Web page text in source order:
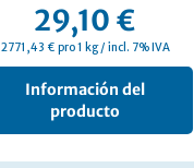
29,10 €
2771,43 € pro 1 kg / incl. 7% IVA
Información del
producto